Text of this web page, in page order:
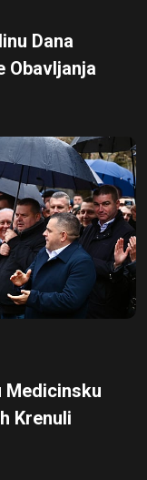
Dana
Obavljanja
Medicinsku
Krenuli